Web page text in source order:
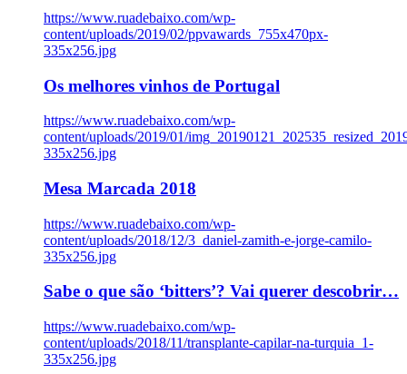
https://www.ruadebaixo.com/wp-
content/uploads/2019/02/ppvawards_755x470px-
335x256.jpg
Os melhores vinhos de Portugal
https://www.ruadebaixo.com/wp-
content/uploads/2019/01/
335x256.jpg
Mesa Marcada 2018
https://www.ruadebaixo.com/wp-
content/uploads/2018/12/3_daniel-zamith-e-jorge-camilo-
335x256.jpg
Sabe o que são ‘bitters’? Vai querer descobrir…
https://www.ruadebaixo.com/wp-
content/uploads/2018/11/transplante-capilar-na-turquia_1-
335x256.jpg